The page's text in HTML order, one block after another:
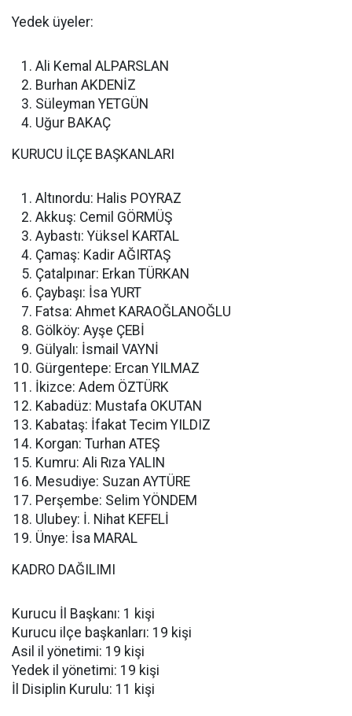
Yedek üyeler:
Ali Kemal ALPARSLAN
Burhan AKDENİZ
Süleyman YETGÜN
Uğur BAKAÇ
KURUCU İLÇE BAŞKANLARI
Altınordu: Halis POYRAZ
Akkuş: Cemil GÖRMÜŞ
Aybastı: Yüksel KARTAL
Çamaş: Kadir AĞIRTAŞ
Çatalpınar: Erkan TÜRKAN
Çaybaşı: İsa YURT
Fatsa: Ahmet KARAOĞLANOĞLU
Gölköy: Ayşe ÇEBİ
Gülyalı: İsmail VAYNİ
Gürgentepe: Ercan YILMAZ
İkizce: Adem ÖZTÜRK
Kabadüz: Mustafa OKUTAN
Kabataş: İfakat Tecim YILDIZ
Korgan: Turhan ATEŞ
Kumru: Ali Rıza YALIN
Mesudiye: Suzan AYTÜRE
Perşembe: Selim YÖNDEM
Ulubey: İ. Nihat KEFELİ
Ünye: İsa MARAL
KADRO DAĞILIMI
Kurucu İl Başkanı: 1 kişi
Kurucu ilçe başkanları: 19 kişi
Asil il yönetimi: 19 kişi
Yedek il yönetimi: 19 kişi
İl Disiplin Kurulu: 11 kişi